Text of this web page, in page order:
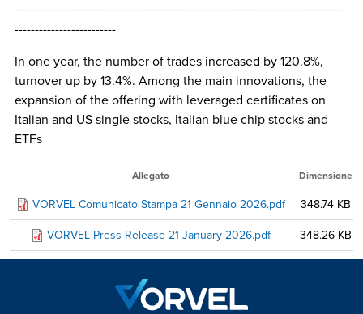
----------------------------------------------------------------------------------
-------------------------
In one year, the number of trades increased by 120.8%,
turnover up by 13.4%. Among the main innovations, the
expansion of the offering with leveraged certificates on
Italian and US single stocks, Italian blue chip stocks and
ETFs
Allegato Dimensione
VORVEL Comunicato Stampa 21 Gennaio 2026.pdf
348.74 KB
VORVEL Press Release 21 January 2026.pdf
348.26 KB